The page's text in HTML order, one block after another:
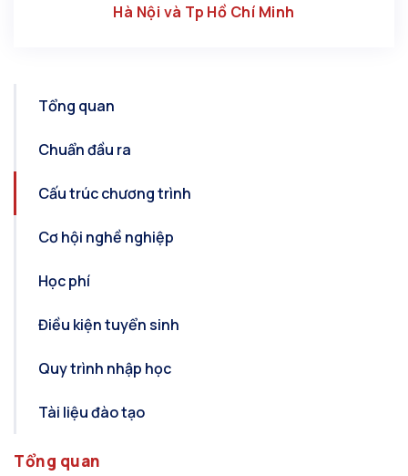
Hà Nội và Tp Hồ Chí Minh
Tổng quan
Chuẩn đầu ra
Cấu trúc chương trình
Cơ hội nghề nghiệp
Học phí
Điều kiện tuyển sinh
Quy trình nhập học
Tài liệu đào tạo
Tổng quan